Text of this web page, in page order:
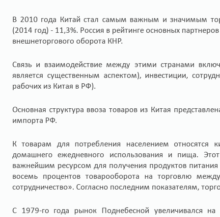
В 2010 года Китай стал самым важным и значимым
(2014 год) - 11,3%. Россия в рейтинге основных
внешнеторгового оборота КНР.
Связь и взаимодействие между этими странами
является существенным аспектом), инвестиции,
рабочих из Китая в РФ).
Основная структура ввоза товаров из Китая
импорта РФ.
К товарам для потребления населением относятся
домашнего ежедневного использования и пища.
важнейшим ресурсом для получения продуктов
восемь процентов товарооборота на торговлю
сотрудничество». Согласно последним показателям,
С 1979-го года рынок Поднебесной увеличивался